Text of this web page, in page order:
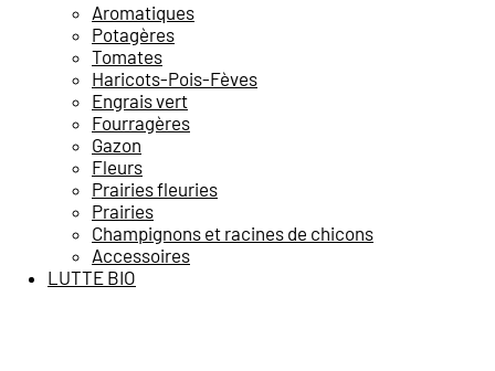
Aromatiques
Potagères
Tomates
Haricots-Pois-Fèves
Engrais vert
Fourragères
Gazon
Fleurs
Prairies fleuries
Prairies
Champignons et racines de chicons
Accessoires
LUTTE BIO